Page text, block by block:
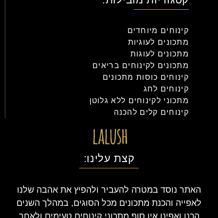
קינוחים מיוחדים
מתכונים לעוגיות
מתכונים לעוגות
מתכונים לקינוחים בריאים
קינוחים כוסות מתכונים
קינוחים לחג
מתכוני לקינוחים ללא גלוטן
קינוחים קלים להכנה
קצת עלינו:
האתר נוסד במטרה להעביר ולהפיץ את אהבה שלנו
לאפייה והכנת מתכונים מכל הסוגים, במהלך השנים
הכנו ואפינו אין סוף מתכוני קינוחים טעימים ולאחר